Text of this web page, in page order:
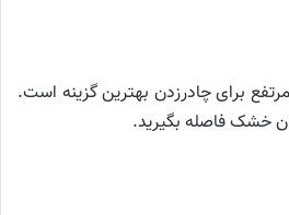
برای چادرزدن بهترین گزینه است.
خشک فاصله بگیرید.